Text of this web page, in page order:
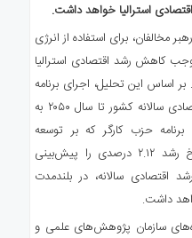
استرالیا خواهد داشت.
مخالفان، برای استفاده از انرژی
کاهش رشد اقتصادی استرالیا
اساس این تحلیل، اجرای برنامه
مخالفان باعث خواهد شد که رشد اقتصادی سالانه کشور تا سال ۲۰۵۰ به
برنامه حزب کارگر که بر توسعه
انرژی‌های تجدیدپذیر تمرکز دارد، نرخ رشد ۲.۱۲ درصدی را پیش‌بینی
درصدی در رشد اقتصادی سالانه، در بلندمدت
داشت.
سازمان پژوهش‌های علمی و